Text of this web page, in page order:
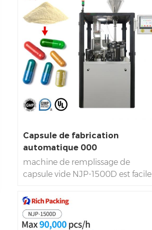
Capsule de fabrication
automatique 000
machine de remplissage de
capsule vide NJP-1500D est facile
processus de fonctionnement est
totalement pleinement
Automatique. Ceci 1500D La